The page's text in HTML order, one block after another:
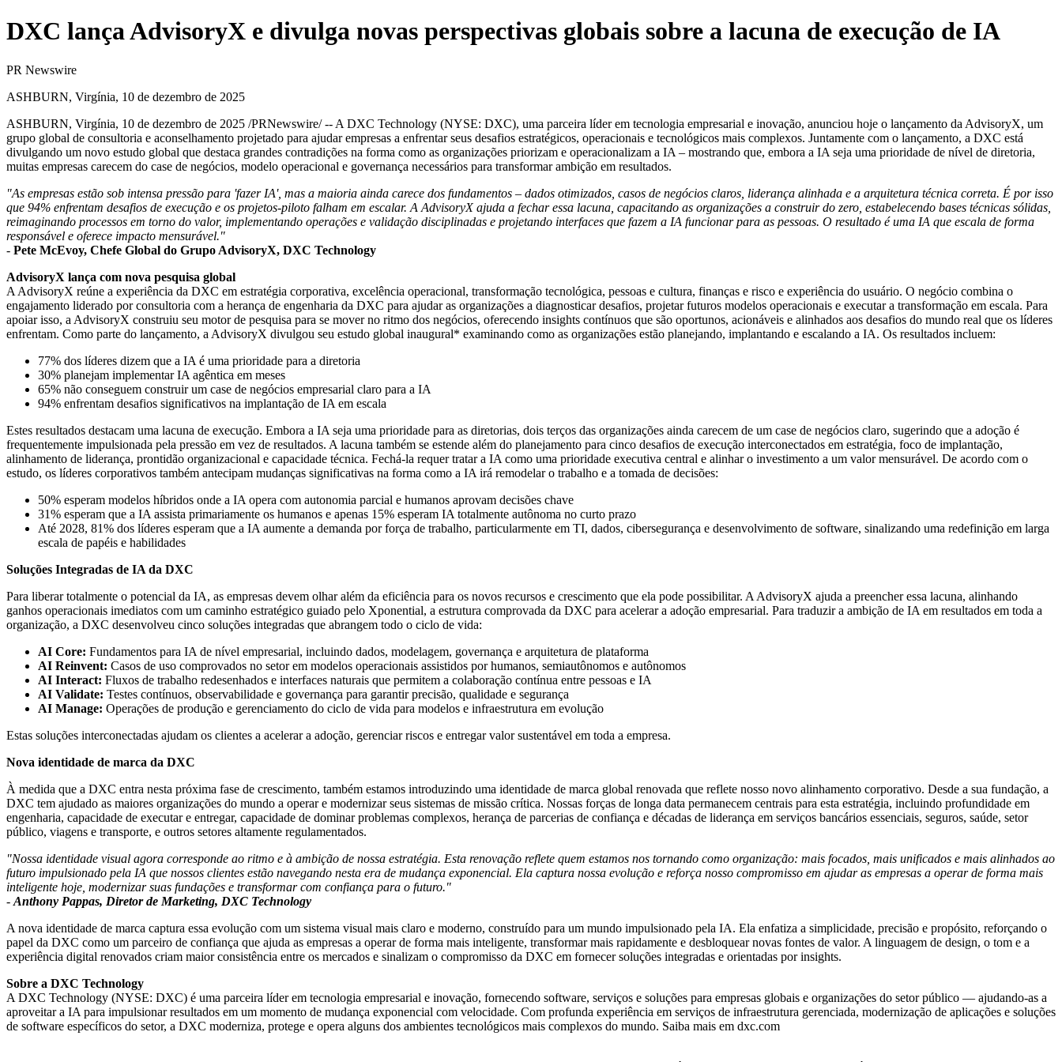
DXC lança AdvisoryX e divulga novas perspectivas globais sobre a lacuna de execução de IA
PR Newswire
ASHBURN, Virgínia, 10 de dezembro de 2025
ASHBURN, Virgínia, 10 de dezembro de 2025 /PRNewswire/ -- A DXC Technology (NYSE: DXC), uma parceira líder em tecnologia empresarial e inovação, anunciou hoje o lançamento da AdvisoryX, um
grupo global de consultoria e aconselhamento projetado para ajudar empresas a enfrentar seus desafios estratégicos, operacionais e tecnológicos mais complexos. Juntamente com o lançamento, a DXC está
divulgando um novo estudo global que destaca grandes contradições na forma como as organizações priorizam e operacionalizam a IA – mostrando que, embora a IA seja uma prioridade de nível de diretoria,
muitas empresas carecem do case de negócios, modelo operacional e governança necessários para transformar ambição em resultados.
"As empresas estão sob intensa pressão para 'fazer IA', mas a maioria ainda carece dos fundamentos – dados otimizados, casos de negócios claros, liderança alinhada e a arquitetura técnica correta. É por isso
que 94% enfrentam desafios de execução e os projetos-piloto falham em escalar. A AdvisoryX ajuda a fechar essa lacuna, capacitando as organizações a construir do zero, estabelecendo bases técnicas sólidas,
reimaginando processos em torno do valor, implementando operações e validação disciplinadas e projetando interfaces que fazem a IA funcionar para as pessoas. O resultado é uma IA que escala de forma
responsável e oferece impacto mensurável."
- Pete McEvoy, Chefe Global do Grupo AdvisoryX, DXC Technology
AdvisoryX lança com nova pesquisa global
A AdvisoryX reúne a experiência da DXC em estratégia corporativa, excelência operacional, transformação tecnológica, pessoas e cultura, finanças e risco e experiência do usuário. O negócio combina o
engajamento liderado por consultoria com a herança de engenharia da DXC para ajudar as organizações a diagnosticar desafios, projetar futuros modelos operacionais e executar a transformação em escala. Para
apoiar isso, a AdvisoryX construiu seu motor de pesquisa para se mover no ritmo dos negócios, oferecendo insights contínuos que são oportunos, acionáveis e alinhados aos desafios do mundo real que os líderes
enfrentam. Como parte do lançamento, a AdvisoryX divulgou seu estudo global inaugural* examinando como as organizações estão planejando, implantando e escalando a IA. Os resultados incluem:
77% dos líderes dizem que a IA é uma prioridade para a diretoria
30% planejam implementar IA agêntica em meses
65% não conseguem construir um case de negócios empresarial claro para a IA
94% enfrentam desafios significativos na implantação de IA em escala
Estes resultados destacam uma lacuna de execução. Embora a IA seja uma prioridade para as diretorias, dois terços das organizações ainda carecem de um case de negócios claro, sugerindo que a adoção é
frequentemente impulsionada pela pressão em vez de resultados. A lacuna também se estende além do planejamento para cinco desafios de execução interconectados em estratégia, foco de implantação,
alinhamento de liderança, prontidão organizacional e capacidade técnica. Fechá-la requer tratar a IA como uma prioridade executiva central e alinhar o investimento a um valor mensurável. De acordo com o
estudo, os líderes corporativos também antecipam mudanças significativas na forma como a IA irá remodelar o trabalho e a tomada de decisões:
50% esperam modelos híbridos onde a IA opera com autonomia parcial e humanos aprovam decisões chave
31% esperam que a IA assista primariamente os humanos e apenas 15% esperam IA totalmente autônoma no curto prazo
Até 2028, 81% dos líderes esperam que a IA aumente a demanda por força de trabalho, particularmente em TI, dados, cibersegurança e desenvolvimento de software, sinalizando uma redefinição em larga
escala de papéis e habilidades
Soluções Integradas de IA da DXC
Para liberar totalmente o potencial da IA, as empresas devem olhar além da eficiência para os novos recursos e crescimento que ela pode possibilitar. A AdvisoryX ajuda a preencher essa lacuna, alinhando
ganhos operacionais imediatos com um caminho estratégico guiado pelo Xponential, a estrutura comprovada da DXC para acelerar a adoção empresarial. Para traduzir a ambição de IA em resultados em toda a
organização, a DXC desenvolveu cinco soluções integradas que abrangem todo o ciclo de vida:
AI Core: Fundamentos para IA de nível empresarial, incluindo dados, modelagem, governança e arquitetura de plataforma
AI Reinvent: Casos de uso comprovados no setor em modelos operacionais assistidos por humanos, semiautônomos e autônomos
AI Interact: Fluxos de trabalho redesenhados e interfaces naturais que permitem a colaboração contínua entre pessoas e IA
AI Validate: Testes contínuos, observabilidade e governança para garantir precisão, qualidade e segurança
AI Manage: Operações de produção e gerenciamento do ciclo de vida para modelos e infraestrutura em evolução
Estas soluções interconectadas ajudam os clientes a acelerar a adoção, gerenciar riscos e entregar valor sustentável em toda a empresa.
Nova identidade de marca da DXC
À medida que a DXC entra nesta próxima fase de crescimento, também estamos introduzindo uma identidade de marca global renovada que reflete nosso novo alinhamento corporativo. Desde a sua fundação, a
DXC tem ajudado as maiores organizações do mundo a operar e modernizar seus sistemas de missão crítica. Nossas forças de longa data permanecem centrais para esta estratégia, incluindo profundidade em
engenharia, capacidade de executar e entregar, capacidade de dominar problemas complexos, herança de parcerias de confiança e décadas de liderança em serviços bancários essenciais, seguros, saúde, setor
público, viagens e transporte, e outros setores altamente regulamentados.
"Nossa identidade visual agora corresponde ao ritmo e à ambição de nossa estratégia. Esta renovação reflete quem estamos nos tornando como organização: mais focados, mais unificados e mais alinhados ao
futuro impulsionado pela IA que nossos clientes estão navegando nesta era de mudança exponencial. Ela captura nossa evolução e reforça nosso compromisso em ajudar as empresas a operar de forma mais
inteligente hoje, modernizar suas fundações e transformar com confiança para o futuro."
- Anthony Pappas, Diretor de Marketing, DXC Technology
A nova identidade de marca captura essa evolução com um sistema visual mais claro e moderno, construído para um mundo impulsionado pela IA. Ela enfatiza a simplicidade, precisão e propósito, reforçando o
papel da DXC como um parceiro de confiança que ajuda as empresas a operar de forma mais inteligente, transformar mais rapidamente e desbloquear novas fontes de valor. A linguagem de design, o tom e a
experiência digital renovados criam maior consistência entre os mercados e sinalizam o compromisso da DXC em fornecer soluções integradas e orientadas por insights.
Sobre a DXC Technology
A DXC Technology (NYSE: DXC) é uma parceira líder em tecnologia empresarial e inovação, fornecendo software, serviços e soluções para empresas globais e organizações do setor público — ajudando-as a
aproveitar a IA para impulsionar resultados em um momento de mudança exponencial com velocidade. Com profunda experiência em serviços de infraestrutura gerenciada, modernização de aplicações e soluções
de software específicos do setor, a DXC moderniza, protege e opera alguns dos ambientes tecnológicos mais complexos do mundo. Saiba mais em dxc.com